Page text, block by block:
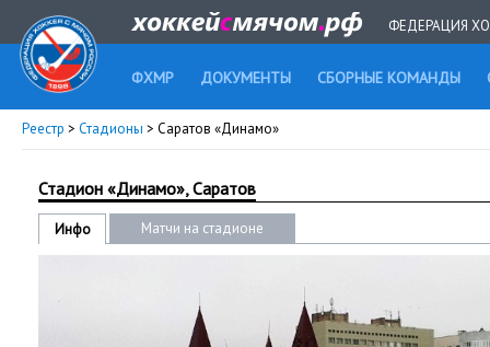
ФЕДЕРАЦИЯ
ФХМР ДОКУМЕНТЫ СБОРНЫЕ КОМАНДЫ
Реестр > Стадионы > Саратов «Динамо»
Стадион «Динамо», Саратов
Инфо Матчи на стадионе